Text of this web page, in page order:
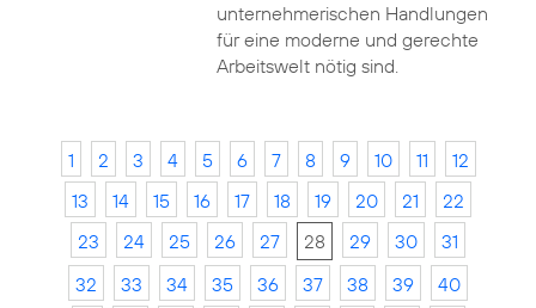
unternehmerischen Handlungen
für eine moderne und gerechte
Arbeitswelt nötig sind.
1 2 3 4 5 6 7 8 9 10 11
12
13
14 15 16 17 18 19 20 21
22
23
24 25 26 27 28 29 30
31
32
33 34 35 36 37 38 39
40